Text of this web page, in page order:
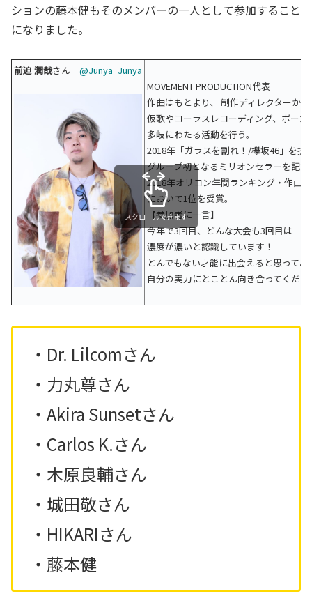
ションの藤本健もそのメンバーの一人として参加すること
になりました。
前迫 潤哉さん @Junya_Junya
MOVEMENT PRODUCTION代表
作曲はもとより、 制作ディレクターか
仮歌やコーラスレコーディング、ボー
多岐にわたる活動を行う。
2018年「ガラスを割れ！/欅坂46」を提
グループ初となるミリオンセラーを記録
2018年オリコン年間ランキング・作曲
において1位を受賞。
【参加者に一言】
今年で3回目、どんな大会も3回目は
濃度が濃いと認識しています！
とんでもない才能に出会えると思って
自分の実力にとことん向き合ってくだ
スクロールできます
・Dr. Lilcomさん
・力丸尊さん
・Akira Sunsetさん
・Carlos K.さん
・木原良輔さん
・城田敬さん
・HIKARIさん
・藤本健